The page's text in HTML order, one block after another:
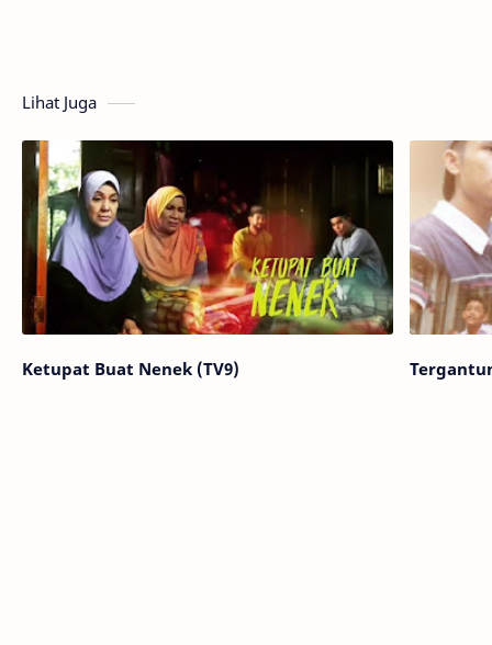
Lihat Juga
Ketupat Buat Nenek (TV9)